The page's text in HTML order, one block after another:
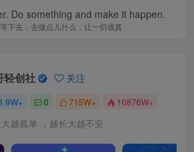
Do something and make it happen.
下去，去做点儿什么，让一切成真
轻创社 关注
1.9W+ 0 715W+ 10876W+
越孤单 ，越长大越不安